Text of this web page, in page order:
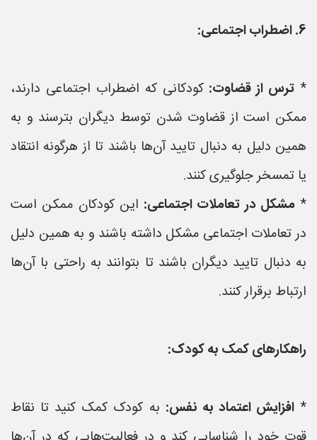
6. اضطراب اجتماعی:
* ترس از قضاوت: کودکانی که اضطراب اجتماعی دارند،
ممکن است از قضاوت شدن توسط دیگران بترسند و به
همین دلیل به دنبال تایید آن‌ها باشند تا از هرگونه انتقاد
یا تمسخر جلوگیری کنند.
*مشکل در تعاملات اجتماعی: این کودکان ممکن است
در تعاملات اجتماعی مشکل داشته باشند و به همین دلیل
به دنبال تایید دیگران باشند تا بتوانند به راحتی با آن‌ها
ارتباط برقرار کنند.
راهکارهای کمک به کودک:
*افزایش اعتماد به نفس: به کودک کمک کنید تا نقاط